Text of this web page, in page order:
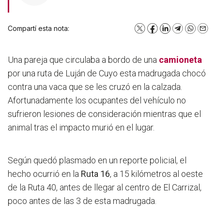
Compartí esta nota: X Facebook
LinkedInTelegram
Una pareja que circulaba a bordo de una camioneta
por una ruta de Luján de Cuyo esta madrugada chocó
contra una vaca que se les cruzó en la calzada.
Afortunadamente los ocupantes del vehículo no
sufrieron lesiones de consideración mientras que el
animal tras el impacto murió en el lugar.
Según quedó plasmado en un reporte policial, el
hecho ocurrió en la Ruta 16, a 15 kilómetros al oeste
de la Ruta 40, antes de llegar al centro de El Carrizal,
poco antes de las 3 de esta madrugada.